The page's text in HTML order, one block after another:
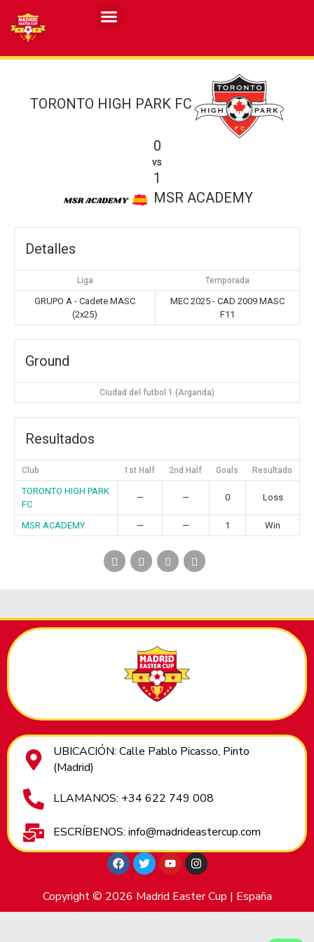
TORONTO HIGH PARK FC
0
vs
1
MSR ACADEMY
Detalles
Liga Temporada
GRUPO A - Cadete MASC
(2x25)
MEC 2025 - CAD 2009 MASC
F11
Ground
Ciudad del futbol 1 (Arganda)
Resultados
Club 1st Half 2nd Half Goals Resultado
TORONTO HIGH PARK
FC
— — 0 Loss
MSR ACADEMY — — 1 Win
UBICACIÓN: Calle Pablo Picasso, Pinto
(Madrid)
LLAMANOS: +34 622 749 008
ESCRÍBENOS: info@madrideastercup.com
Copyright © 2026 Madrid Easter Cup | España